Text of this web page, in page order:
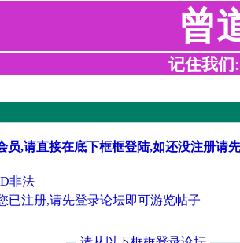
曾
记住我们
员,请直接在底下框框登陆,如还没注册请
非法
已注册,请先登录论坛即可游览帖子